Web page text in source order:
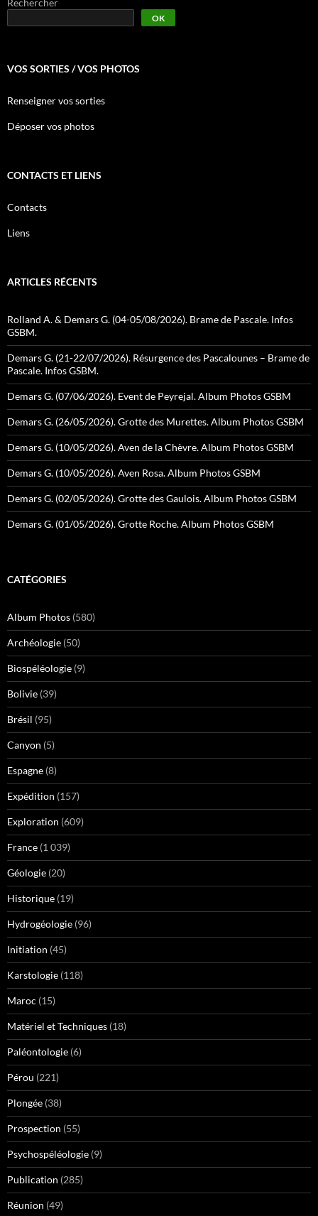
Rechercher
OK
VOS SORTIES / VOS PHOTOS
Renseigner vos sorties
Déposer vos photos
CONTACTS ET LIENS
Contacts
Liens
ARTICLES RÉCENTS
Rolland A. & Demars G. (04-05/08/2026). Brame de Pascale. Infos
GSBM.
Demars G. (21-22/07/2026). Résurgence des Pascalounes – Brame de
Pascale. Infos GSBM.
Demars G. (07/06/2026). Event de Peyrejal. Album Photos GSBM
Demars G. (26/05/2026). Grotte des Murettes. Album Photos GSBM
Demars G. (10/05/2026). Aven de la Chèvre. Album Photos GSBM
Demars G. (10/05/2026). Aven Rosa. Album Photos GSBM
Demars G. (02/05/2026). Grotte des Gaulois. Album Photos GSBM
Demars G. (01/05/2026). Grotte Roche. Album Photos GSBM
CATÉGORIES
Album Photos (580)
Archéologie (50)
Biospéléologie (9)
Bolivie (39)
Brésil (95)
Canyon (5)
Espagne (8)
Expédition (157)
Exploration (609)
France (1 039)
Géologie (20)
Historique (19)
Hydrogéologie (96)
Initiation (45)
Karstologie (118)
Maroc (15)
Matériel et Techniques (18)
Paléontologie (6)
Pérou (221)
Plongée (38)
Prospection (55)
Psychospéléologie (9)
Publication (285)
Réunion (49)